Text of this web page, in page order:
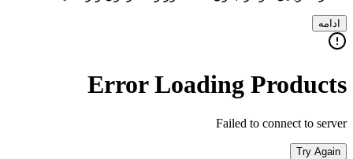
ادامه
Error Loading Products
Failed to connect to server
Try Again